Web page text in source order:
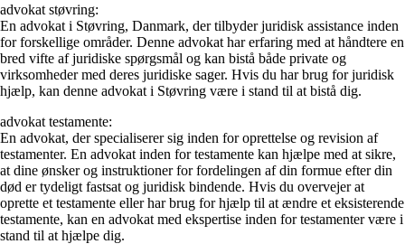
advokat støvring:
En advokat i Støvring, Danmark, der tilbyder juridisk assistance inden
for forskellige områder. Denne advokat har erfaring med at håndtere en
bred vifte af juridiske spørgsmål og kan bistå både private og
virksomheder med deres juridiske sager. Hvis du har brug for juridisk
hjælp, kan denne advokat i Støvring være i stand til at bistå dig.
advokat testamente:
En advokat, der specialiserer sig inden for oprettelse og revision af
testamenter. En advokat inden for testamente kan hjælpe med at sikre,
at dine ønsker og instruktioner for fordelingen af din formue efter din
død er tydeligt fastsat og juridisk bindende. Hvis du overvejer at
oprette et testamente eller har brug for hjælp til at ændre et eksisterende
testamente, kan en advokat med ekspertise inden for testamenter være i
stand til at hjælpe dig.